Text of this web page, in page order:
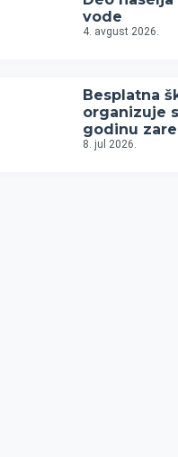
vode
4. avgust 2026.
Besplatna
organizuje
godinu
8. jul 2026.